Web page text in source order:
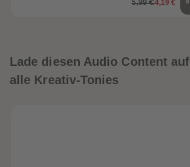
5,99 €4,19 €
Lade diesen Audio Content auf
alle Kreativ-Tonies